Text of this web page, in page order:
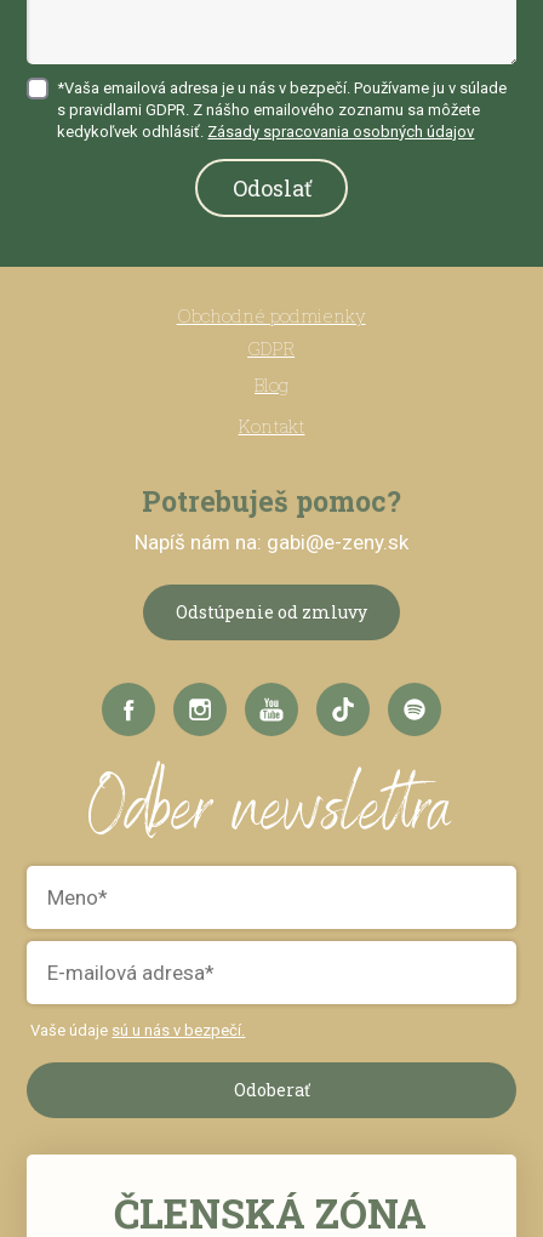
*Vaša emailová adresa je u nás v bezpečí. Používame ju v súlade
s pravidlami GDPR. Z nášho emailového zoznamu sa môžete
kedykoľvek odhlásiť. Zásady spracovania osobných údajov
Odoslať
Obchodné podmienky
GDPR
Blog
Kontakt
Potrebuješ pomoc?
Napíš nám na: gabi@e-zeny.sk
Odstúpenie od zmluvy
Odber newslettra
Vaše údaje sú u nás v bezpečí.
Odoberať
ČLENSKÁ ZÓNA